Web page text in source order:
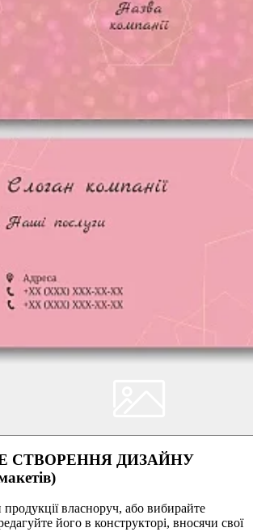
СТВОРЕННЯ ДИЗАЙНУ
власноруч, або вибирайте
його в конструкторі, вносячи свої